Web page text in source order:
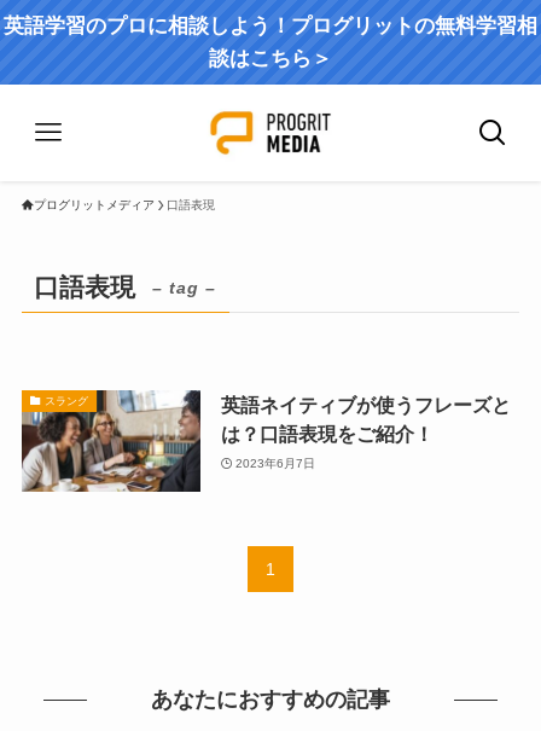
英語学習のプロに相談しよう！プログリットの無料学習相
談はこちら＞
プログリットメディア 口語表現
口語表現 – tag –
スラング
英語ネイティブが使うフレーズと
は？口語表現をご紹介！
2023年6月7日
1
あなたにおすすめの記事